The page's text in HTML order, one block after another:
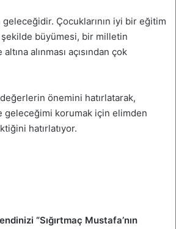
Çocuklarının iyi bir eğitim
şekilde büyümesi, bir milletin
alınması açısından çok
önemini hatırlatarak,
geleceğimi korumak için elimden
hatırlatıyor.
“Sığırtmaç Mustafa’nın